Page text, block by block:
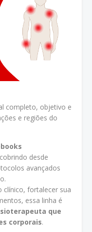
completo, objetivo e
e regiões do
desde
avançados
clínico, fortalecer sua
essa linha é
que
corporais.